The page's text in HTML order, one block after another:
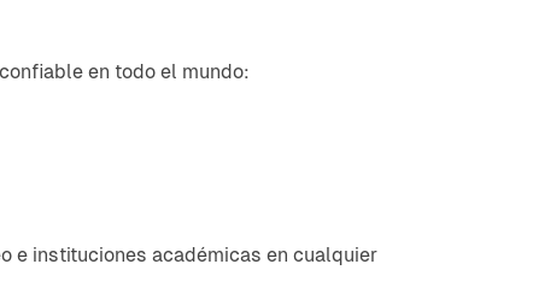
en todo el mundo:
e instituciones académicas en cualquier